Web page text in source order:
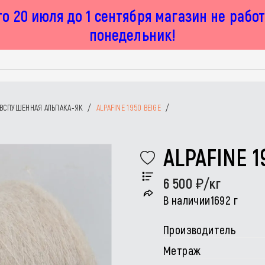
20 июля до 1 сентября магазин не
понедельник!
ВСПУШЕННАЯ АЛЬПАКА-ЯК / ALPAFINE 1950 BEIGE /
ALPAFINE
6 500 /кг
В наличии1692 г
Производитель
Метраж